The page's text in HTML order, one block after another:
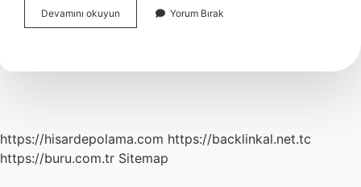
Devamını okuyun
Dininin
Kısımdır
Yorum Bırak
https://hisardepolama.com https://backlinkal.net.tc
https://buru.com.tr Sitemap